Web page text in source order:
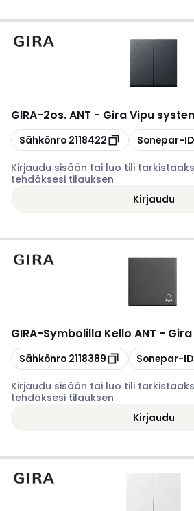
GIRA-2os. ANT - Gira Vipu
Kopioi
Sähkönro 2118422 Kopioi
Sonepar-ID
Kirjaudu sisään tai luo tili
tehdäksesi tilauksen
Kirjaudu
GIRA-Symbolilla Kello ANT -
Kopioi
Sähkönro 2118389 Kopioi
Sonepar-ID
Kirjaudu sisään tai luo tili
tehdäksesi tilauksen
Kirjaudu